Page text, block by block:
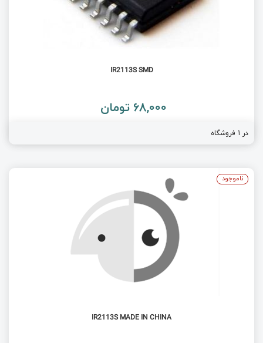
IR2113S SMD
68,000 تومان
در 1 فروشگاه
IR2113S MADE IN CHINA
ناموجود